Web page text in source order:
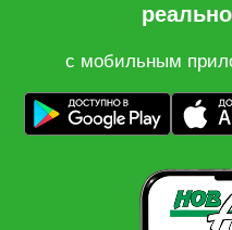
с мобильным